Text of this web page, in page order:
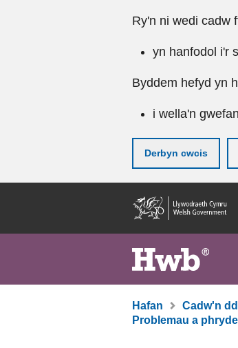
Ry'n ni wedi cadw
yn hanfodol i'r
Byddem hefyd yn
i wella'n
Derbyn cwcis
gynnwy
Hafan Cadw'n
Problemau a